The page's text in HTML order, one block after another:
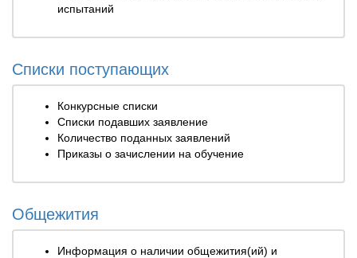
испытаний
Списки поступающих
Конкурсные списки
Списки подавших заявление
Количество поданных заявлений
Приказы о зачислении на обучение
Общежития
Информация о наличии общежития(ий) и